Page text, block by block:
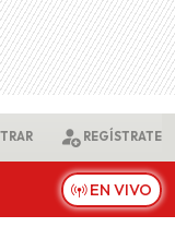
REGÍSTRATE
EN VIVO